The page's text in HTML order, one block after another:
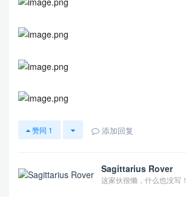
赞同 1 添加回复
Sagittarius Rover
这家伙很懒，什么也没写！